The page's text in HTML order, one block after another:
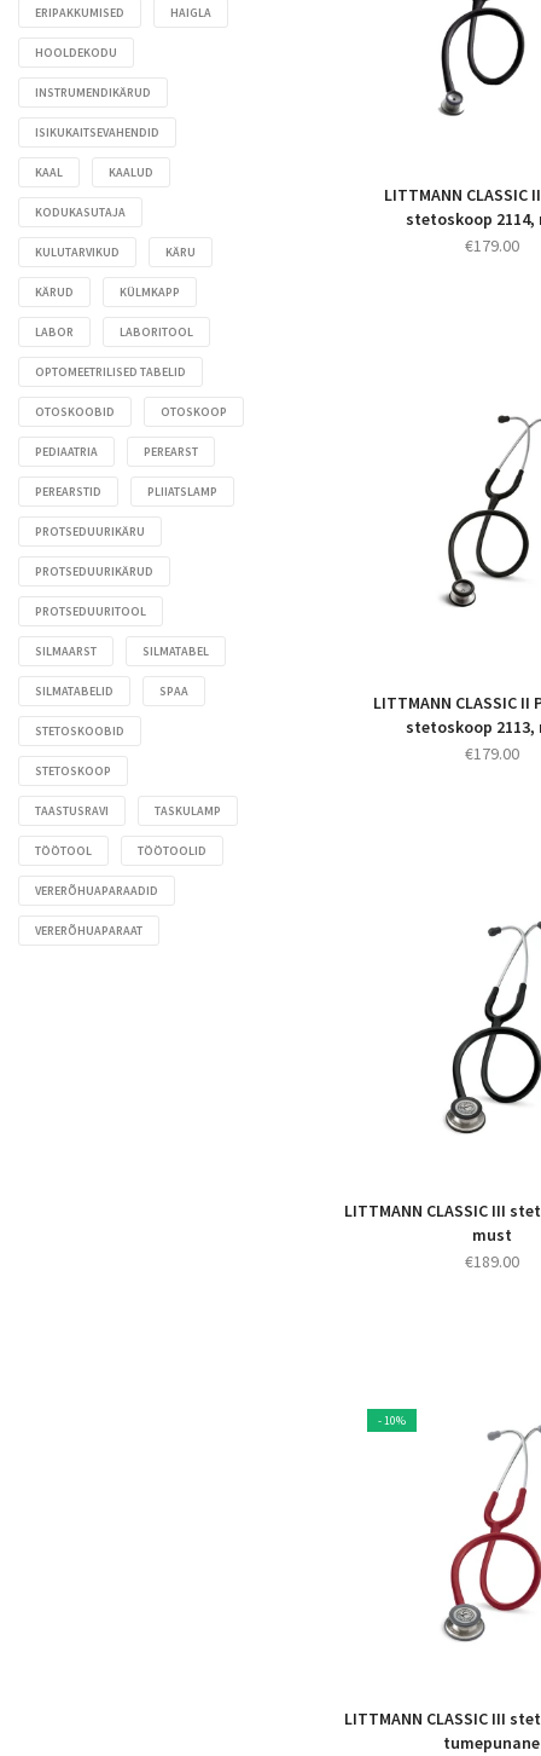
LITTMANN CLASSIC
stetoskoop 2114,
€179.00
LITTMANN CLASSIC II
stetoskoop 2113,
€179.00
LITTMANN CLASSIC III
must
€189.00
- 10%
LITTMANN CLASSIC III
tumepunane
Vererõhuaparaadid
ERIPAKKUMISED HAIGLA
HOOLDEKODU
INSTRUMENDIKÄRUD
ISIKUKAITSEVAHENDID
KAAL KAALUD
KODUKASUTAJA
KULUTARVIKUD KÄRU
KÄRUD KÜLMKAPP
LABOR LABORITOOL
OPTOMEETRILISED TABELID
OTOSKOOBID OTOSKOOP
PEDIAATRIA PEREARST
PEREARSTID PLIIATSLAMP
PROTSEDUURIKÄRU
PROTSEDUURIKÄRUD
PROTSEDUURITOOL
SILMAARST SILMATABEL
SILMATABELID SPAA
STETOSKOOBID
STETOSKOOP
TAASTUSRAVI TASKULAMP
TÖÖTOOL TÖÖTOOLID
VERERÕHUAPARAADID
VERERÕHUAPARAAT